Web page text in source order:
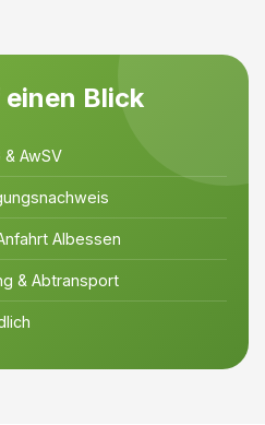
Blick
AwSV
Albessen
& Abtransport